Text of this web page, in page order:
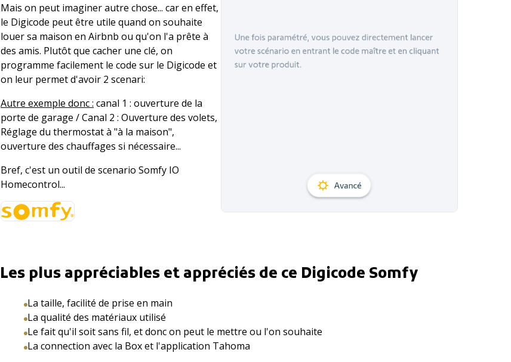
Mais on peut imaginer autre chose... car en effet,
le Digicode peut être utile quand on souhaite
louer sa maison en Airbnb ou qu'on l'a prête à
des amis. Plutôt que cacher une clé, on
programme facilement le code sur le Digicode et
on leur permet d'avoir 2 scenari:
Autre exemple donc : canal 1 : ouverture de la
porte de garage / Canal 2 : Ouverture des volets,
Réglage du thermostat à "à la maison",
ouverture des chauffages si nécessaire...
Bref, c'est un outil de scenario Somfy IO
Homecontrol...
Les plus appréciables et appréciés de ce Digicode Somfy
La taille, facilité de prise en main
La qualité des matériaux utilisé
Le fait qu'il soit sans fil, et donc on peut le mettre ou l'on souhaite
La connection avec la Box et l'application Tahoma